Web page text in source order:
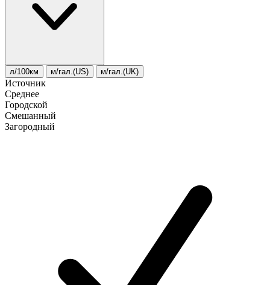
л/100км м/гал.(US) м/гал.(UK)
Источник
Среднее
Городской
Смешанный
Загородный